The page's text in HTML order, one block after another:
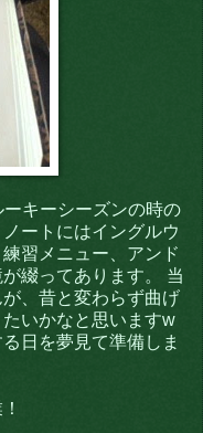
キーシーズンの時の
ートにはイングルウ
習メニュー、アンド
綴ってあります。 当
、昔と変わらず曲げ
いかなと思いますw
日を夢見て準備しま